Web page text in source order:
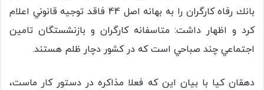
بانك رفاه كارگران را به بهانه اصل 44 فاقد توجيه قانوني اعلام
كرد و اظهار داشت: متاسفانه كارگران و بازنشستگان تامين
اجتماعي چند صباحي است كه در كشور دچار ظلم هستند.
دهقان كيا با بيان اين كه فعلا مذاكره در دستور كار ماست،